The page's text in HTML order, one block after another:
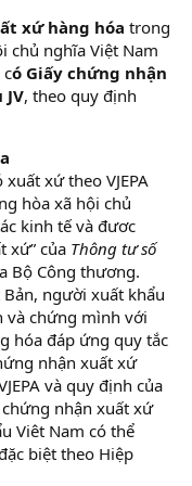
xứ hàng hóa trong
chủ nghĩa Việt Nam
có Giấy chứng nhận
, theo quy định
xứ theo VJEPA
hòa xã hội chủ
kinh tế và đươc
xứ” của Thông tư số
Bộ Công thương.
người xuất khẩu
và chứng mình với
hóa đáp ứng quy tắc
nhận xuất xứ
và quy định của
nhận xuất xứ
Viêt Nam có thể
biệt theo Hiệp